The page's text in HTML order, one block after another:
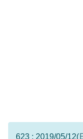
623 : 2019/05/12(